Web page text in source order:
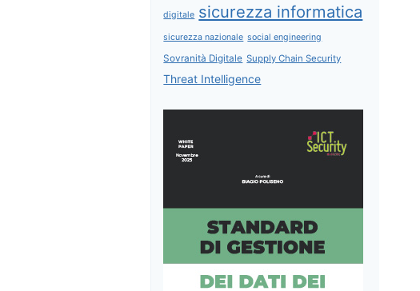
digitale sicurezza informatica
sicurezza nazionale social engineering
Sovranità Digitale Supply Chain Security
Threat Intelligence